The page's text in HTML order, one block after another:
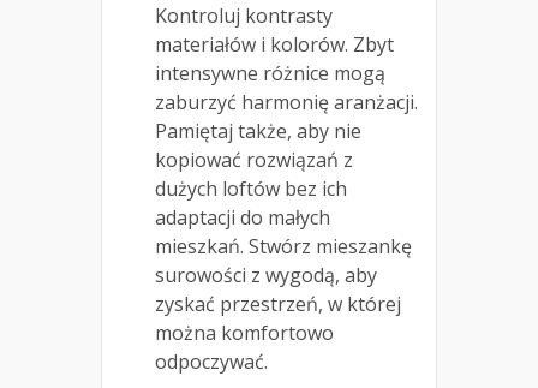
Kontroluj kontrasty
materiałów i kolorów. Zbyt
intensywne różnice mogą
zaburzyć harmonię aranżacji.
Pamiętaj także, aby nie
kopiować rozwiązań z
dużych loftów bez ich
adaptacji do małych
mieszkań. Stwórz mieszankę
surowości z wygodą, aby
zyskać przestrzeń, w której
można komfortowo
odpoczywać.